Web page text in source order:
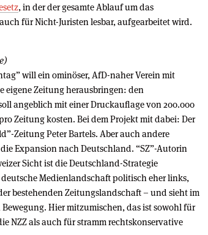
, in der der gesamte Ablauf um das
für Nicht-Juristen lesbar, aufgearbeitet wird.
will ein ominöser, AfD-naher Verein mit
eigene Zeitung herausbringen: den
angeblich mit einer Druckauflage von 200.000
Zeitung kosten. Bei dem Projekt mit dabei: Der
Zeitung Peter Bartels. Aber auch andere
Expansion nach Deutschland. “SZ”-Autorin
Sicht ist die Deutschland-Strategie
Medienlandschaft politisch eher links,
bestehenden Zeitungslandschaft – und sieht im
Hier mitzumischen, das ist sowohl für
NZZ als auch für stramm rechtskonservative